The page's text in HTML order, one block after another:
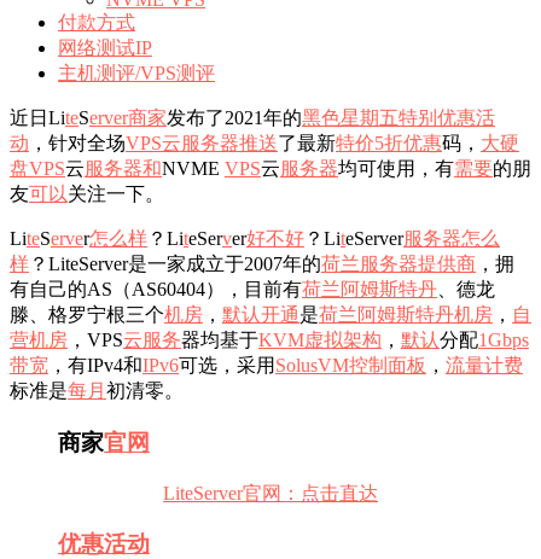
付款方式
网络测试IP
主机测评/VPS测评
近日LiteServer商家发布了2021年的黑色星期五特别 优惠活
动 ，针对全场VPS云服务器推送了最新特价5折优惠码， 大硬
盘VPS云服务器和NVME VPS云服务器均可使用，有需要的朋
友可以关注一下。
LiteServer怎么样 ？LiteServer好不好 ？LiteServer服务器怎么
样 ？LiteServer是一家成立于2007年的荷兰服务器提供商 ，拥
有自己的AS（AS60404），目前有荷兰阿姆斯特丹 、德龙
滕、格罗宁根三个机房 ， 默认开通是荷兰阿姆斯特丹机房 ， 自
营机房 ，VPS云服务器均基于KVM虚拟架构 ， 默认分配1Gbps
带宽 ，有IPv4和IPv6可选，采用 SolusVM控制面板 ， 流量计费
标准是每月 初清零。
商家官网
LiteServer官网：点击直达
优惠活动